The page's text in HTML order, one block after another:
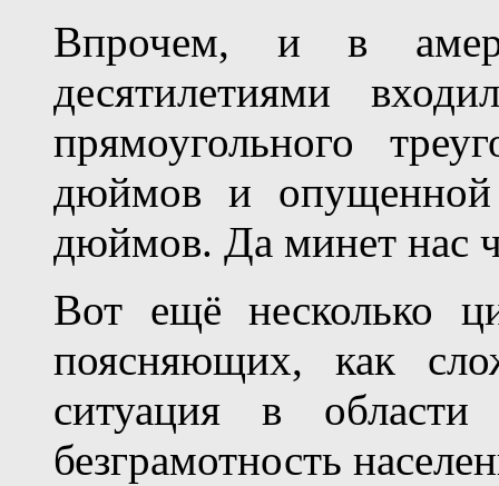
Впрочем, и в
десятилетиями
прямоугольного
дюймов и
дюймов. Да минет нас
Вот ещё несколько
поясняющих, как
ситуация в
безграмотность